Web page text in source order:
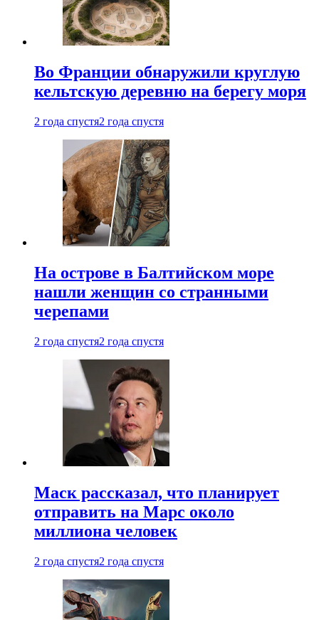
Во Франции обнаружили круглую
кельтскую деревню на берегу моря
2 года спустя2 года спустя
На острове в Балтийском море
нашли женщин со странными
черепами
2 года спустя2 года спустя
Маск рассказал, что планирует
отправить на Марс около
миллиона человек
2 года спустя2 года спустя